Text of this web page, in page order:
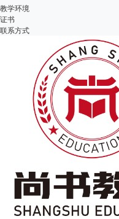
教学环境
证书
联系方式